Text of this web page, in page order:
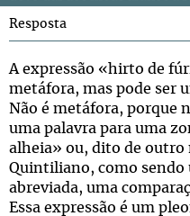
Resposta
A expressão «hirto de
metáfora, mas pode ser
Não é metáfora, porque
uma palavra para uma
alheia» ou, dito de outro
Quintiliano, como sendo
abreviada, uma
Essa expressão é um